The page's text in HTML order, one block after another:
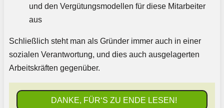
und den Vergütungsmodellen für diese Mitarbeiter
aus
Schließlich steht man als Gründer immer auch in einer
sozialen Verantwortung, und dies auch ausgelagerten
Arbeitskräften gegenüber.
DANKE, FÜR‘S ZU ENDE LESEN!